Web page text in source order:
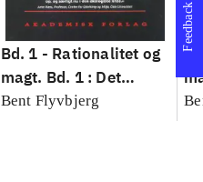
Bd. 1 - Rationalitet og
magt. Bd. 1 : Det
konkretes videnskab
Bent Flyvbjerg
Feedback